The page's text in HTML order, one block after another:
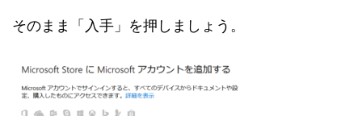
そのまま「入手」を押しましょう。